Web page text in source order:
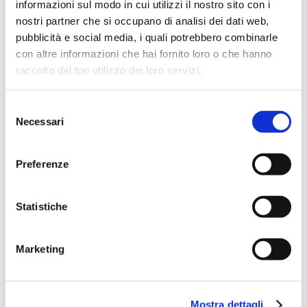
informazioni sul modo in cui utilizzi il nostro sito con i
nostri partner che si occupano di analisi dei dati web,
pubblicità e social media, i quali potrebbero combinarle
con altre informazioni che hai fornito loro o che hanno
raccolto dal tuo utilizzo dei loro servizi.
delNecessari
Preferenze
Statistiche
Marketing
Mostra dettagli